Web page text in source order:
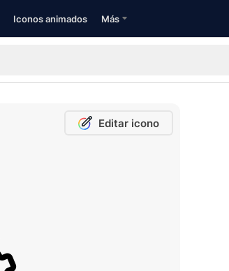
Iconos animados Más
Editar icono